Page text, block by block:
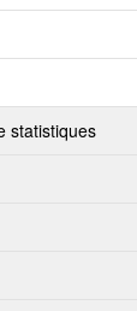
statistiques